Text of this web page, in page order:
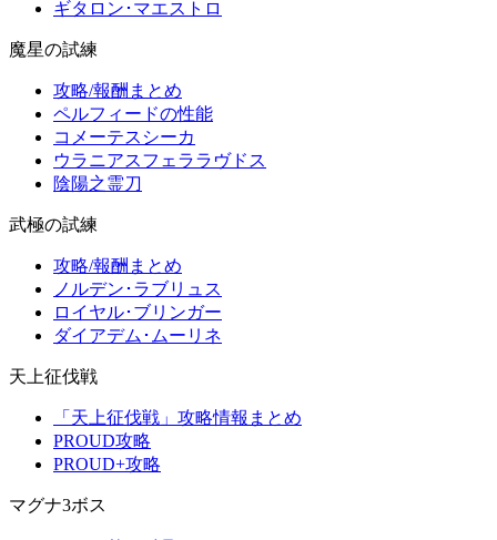
ギタロン･マエストロ
魔星の試練
攻略/報酬まとめ
ペルフィードの性能
コメーテスシーカ
ウラニアスフェララヴドス
陰陽之霊刀
武極の試練
攻略/報酬まとめ
ノルデン･ラブリュス
ロイヤル･ブリンガー
ダイアデム･ムーリネ
天上征伐戦
「天上征伐戦」攻略情報まとめ
PROUD攻略
PROUD+攻略
マグナ3ボス